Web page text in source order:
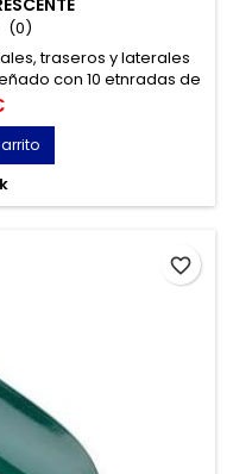
(0)
traseros y laterales
con 10 etnradas de
de aire interno.
favorite_border